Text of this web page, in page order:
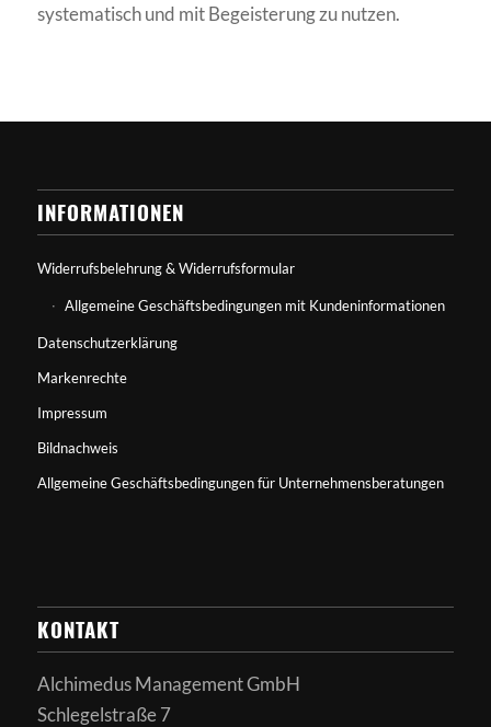
systematisch und mit Begeisterung zu nutzen.
INFORMATIONEN
Widerrufsbelehrung & Widerrufsformular
Allgemeine Geschäftsbedingungen mit Kundeninformationen
Datenschutzerklärung
Markenrechte
Impressum
Bildnachweis
Allgemeine Geschäftsbedingungen für Unternehmensberatungen
KONTAKT
Alchimedus Management GmbH
Schlegelstraße 7